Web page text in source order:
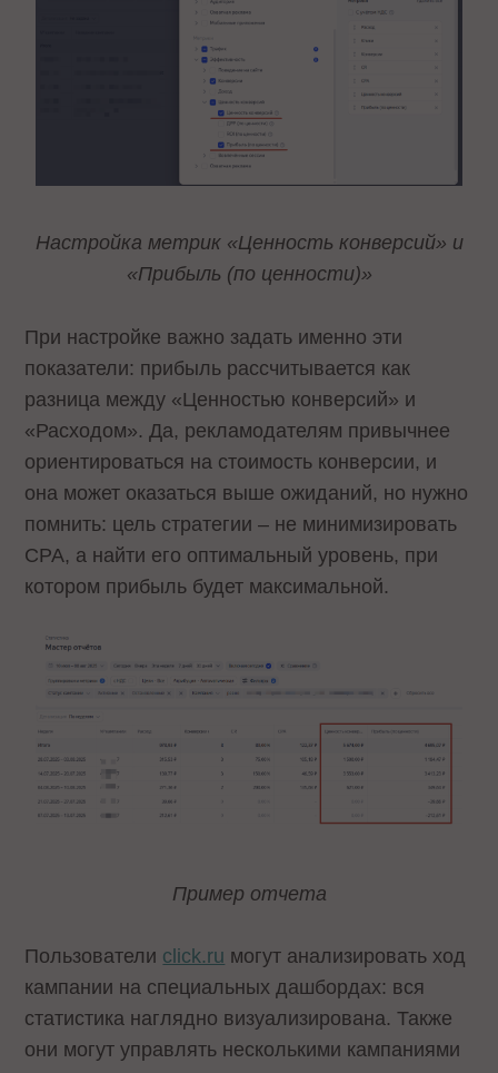
Настройка метрик «Ценность конверсий» и
«Прибыль (по ценности)»
При настройке важно задать именно эти
показатели: прибыль рассчитывается как
разница между «Ценностью конверсий» и
«Расходом». Да, рекламодателям привычнее
ориентироваться на стоимость конверсии, и
она может оказаться выше ожиданий, но нужно
помнить: цель стратегии – не минимизировать
CPA, а найти его оптимальный уровень, при
котором прибыль будет максимальной.
Пример отчета
Пользователи click.ru могут анализировать ход
кампании на специальных дашбордах: вся
статистика наглядно визуализирована. Также
они могут управлять несколькими кампаниями